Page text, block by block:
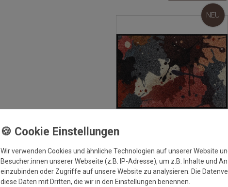
NEU
Fussmatte Salonloewe Painters
Mood rose-blue 50x75 cm
Grundpreis:47,95 €/Stück
inkl. ges. MwSt. Versandkostenfrei*
Wir verwenden Cookies und ähnliche Technologien auf unserer Website
Besucher:innen unserer Webseite (z.B. IP-Adresse), um z.B. Inhalte und
einzubinden oder Zugriffe auf unsere Website zu analysieren. Die
diese Daten mit Dritten, die wir in den Einstellungen benennen.